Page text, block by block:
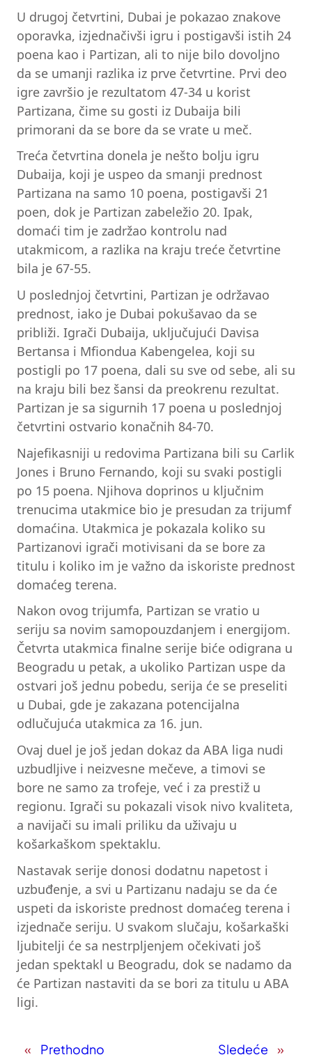
U drugoj četvrtini, Dubai je pokazao znakove
oporavka, izjednačivši igru i postigavši istih 24
poena kao i Partizan, ali to nije bilo dovoljno
da se umanji razlika iz prve četvrtine. Prvi deo
igre završio je rezultatom 47-34 u korist
Partizana, čime su gosti iz Dubaija bili
primorani da se bore da se vrate u meč.
Treća četvrtina donela je nešto bolju igru
Dubaija, koji je uspeo da smanji prednost
Partizana na samo 10 poena, postigavši 21
poen, dok je Partizan zabeležio 20. Ipak,
domaći tim je zadržao kontrolu nad
utakmicom, a razlika na kraju treće četvrtine
bila je 67-55.
U poslednjoj četvrtini, Partizan je održavao
prednost, iako je Dubai pokušavao da se
približi. Igrači Dubaija, uključujući Davisa
Bertansa i Mfiondua Kabengelea, koji su
postigli po 17 poena, dali su sve od sebe, ali su
na kraju bili bez šansi da preokrenu rezultat.
Partizan je sa sigurnih 17 poena u poslednjoj
četvrtini ostvario konačnih 84-70.
Najefikasniji u redovima Partizana bili su Carlik
Jones i Bruno Fernando, koji su svaki postigli
po 15 poena. Njihova doprinos u ključnim
trenucima utakmice bio je presudan za trijumf
domaćina. Utakmica je pokazala koliko su
Partizanovi igrači motivisani da se bore za
titulu i koliko im je važno da iskoriste prednost
domaćeg terena.
Nakon ovog trijumfa, Partizan se vratio u
seriju sa novim samopouzdanjem i energijom.
Četvrta utakmica finalne serije biće odigrana u
Beogradu u petak, a ukoliko Partizan uspe da
ostvari još jednu pobedu, serija će se preseliti
u Dubai, gde je zakazana potencijalna
odlučujuća utakmica za 16. jun.
Ovaj duel je još jedan dokaz da ABA liga nudi
uzbudljive i neizvesne mečeve, a timovi se
bore ne samo za trofeje, već i za prestiž u
regionu. Igrači su pokazali visok nivo kvaliteta,
a navijači su imali priliku da uživaju u
košarkaškom spektaklu.
Nastavak serije donosi dodatnu napetost i
uzbuđenje, a svi u Partizanu nadaju se da će
uspeti da iskoriste prednost domaćeg terena i
izjednače seriju. U svakom slučaju, košarkaški
ljubitelji će sa nestrpljenjem očekivati još
jedan spektakl u Beogradu, dok se nadamo da
će Partizan nastaviti da se bori za titulu u ABA
ligi.
« Prethodno Sledeće »